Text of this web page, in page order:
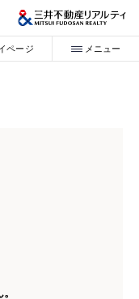
ページ メニュー